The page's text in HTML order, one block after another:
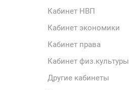
Кабинет НВП
Кабинет экономики
Кабинет права
Кабинет физ.культуры
Другие кабинеты